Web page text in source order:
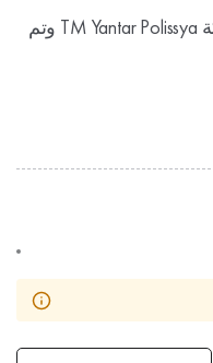
* - هذه الصور مملوكة لشركة TM Yantar Polissya وتم